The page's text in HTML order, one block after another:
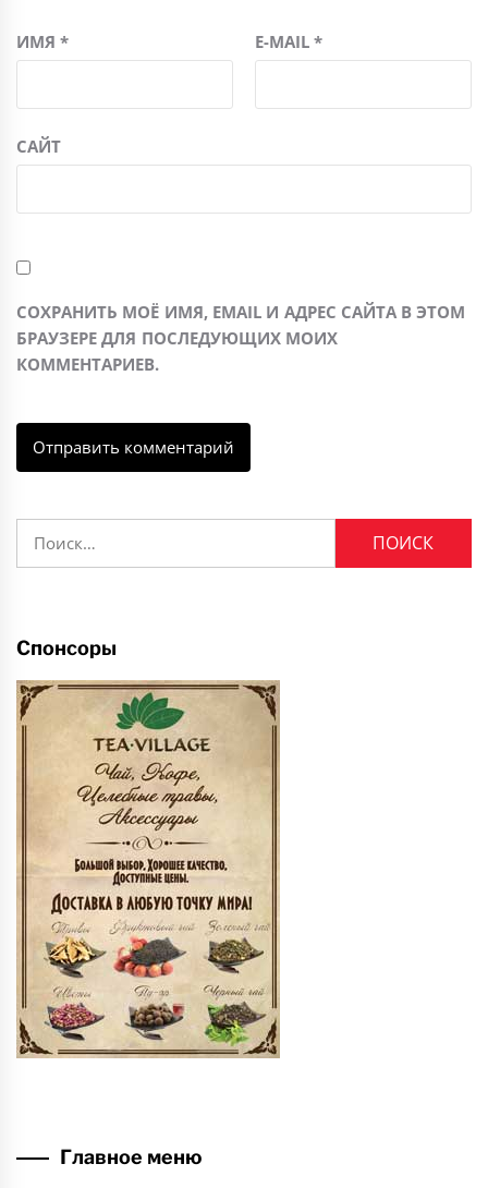
ИМЯ* E-MAIL*
САЙТ
СОХРАНИТЬ МОЁ ИМЯ, EMAIL И АДРЕС САЙТА В ЭТОМ
БРАУЗЕРЕ ДЛЯ ПОСЛЕДУЮЩИХ МОИХ
КОММЕНТАРИЕВ.
Спонсоры
Главное меню